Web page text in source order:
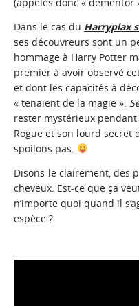
Dans le cas du Harryplax
ses découvreurs sont un
hommage à Harry Potter
premier à avoir observé
et dont les capacités à
« tenaient de la magie ».
rester mystérieux pendant
Rogue et son lourd secret
spoilons pas.
Disons-le clairement, des
cheveux. Est-ce que ça
n’importe quoi quand il
espèce ?